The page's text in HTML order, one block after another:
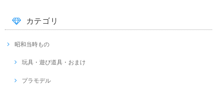
カテゴリ
昭和当時もの
玩具・遊び道具・おまけ
プラモデル